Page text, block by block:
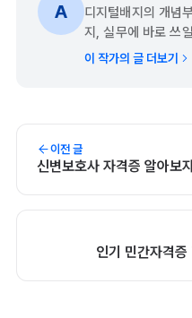
A
디지털배지의 개념
지, 실무에 바로 쓰
이 작가의 글 더보기
이전 글
신변보호사 자격증 알아보
인기 민간자격